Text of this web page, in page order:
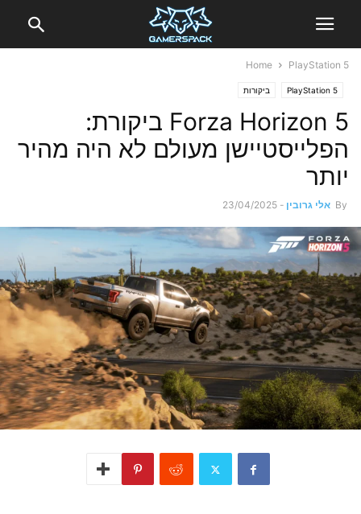
Home PlayStation 5
PlayStation 5 ביקורות
Forza Horizon 5 ביקורת:
הפלייסטיישן מעולם לא היה מהיר
יותר
By אלי גרובין -
23/04/2025